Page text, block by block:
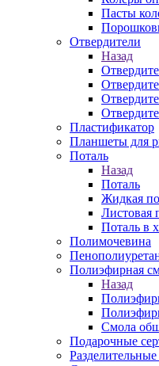
Пасты
Отвердители
Назад
Пластификатор
Планшеты для
Поталь
Назад
Поталь
Жидкая
Листовая
Поталь в
Полимочевина
Полиэфирная
Назад
Смола
Подарочные